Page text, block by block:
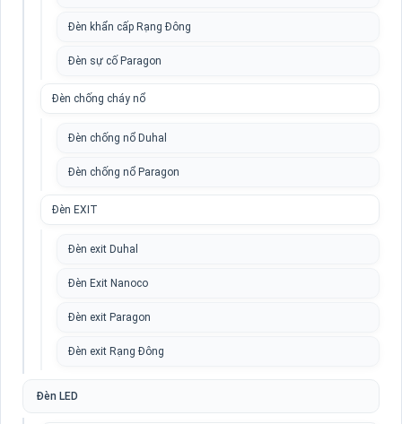
Đèn khẩn cấp Rạng Đông
Đèn sự cố Paragon
Đèn chống cháy nổ
Đèn chống nổ Duhal
Đèn chống nổ Paragon
Đèn EXIT
Đèn exit Duhal
Đèn Exit Nanoco
Đèn exit Paragon
Đèn exit Rạng Đông
Đèn LED